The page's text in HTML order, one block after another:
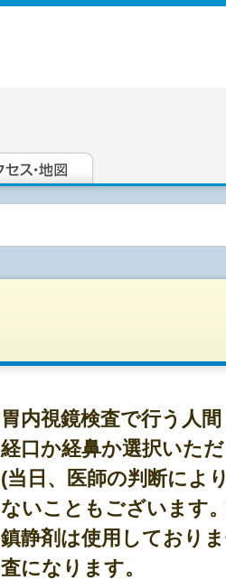
胃内視鏡検査で行う人
経口か経鼻か選択いた
(当日、医師の判断によ
ないこともございます
鎮静剤は使用しており
査になります。